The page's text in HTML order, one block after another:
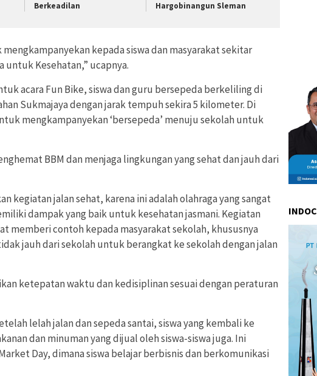
Berkeadilan
Hargobinangun Sleman
kepada siswa dan masyarakat sekitar
untuk Kesehatan,” ucapnya.
acara Fun Bike, siswa dan guru bersepeda berkeliling di
Sukmajaya dengan jarak tempuh sekira 5 kilometer. Di
mengkampanyekan ‘bersepeda’ menuju sekolah untuk
BBM dan menjaga lingkungan yang sehat dan jauh dari
kegiatan jalan sehat, karena ini adalah olahraga yang sangat
dampak yang baik untuk kesehatan jasmani. Kegiatan
memberi contoh kepada masyarakat sekolah, khususnya
jauh dari sekolah untuk berangkat ke sekolah dengan jalan
ketepatan waktu dan kedisiplinan sesuai dengan peraturan
lelah jalan dan sepeda santai, siswa yang kembali ke
dan minuman yang dijual oleh siswa-siswa juga. Ini
Day, dimana siswa belajar berbisnis dan berkomunikasi